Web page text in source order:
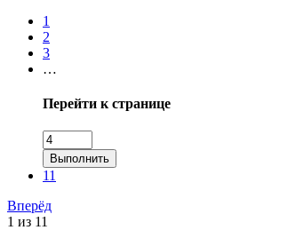
1
2
3
…
Перейти к странице
Выполнить
11
Вперёд
1 из 11